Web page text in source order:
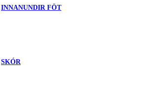
INNANUNDIR FÖT
SKÓR